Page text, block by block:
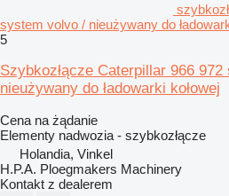
system volvo / nieużywany do
5
Szybkozłącze Caterpillar 966
nieużywany do ładowarki kołowej
Cena na żądanie
Elementy nadwozia - szybkozłącze
Holandia, Vinkel
H.P.A. Ploegmakers Machinery
Kontakt z dealerem